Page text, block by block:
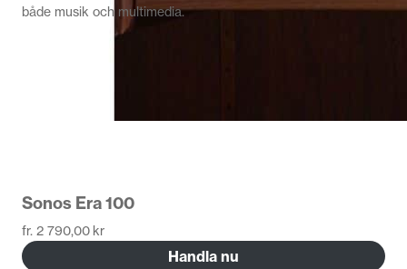
Sonos Era 100
fr. 2 790,00 kr
Handla nu
både musik och multimedia.